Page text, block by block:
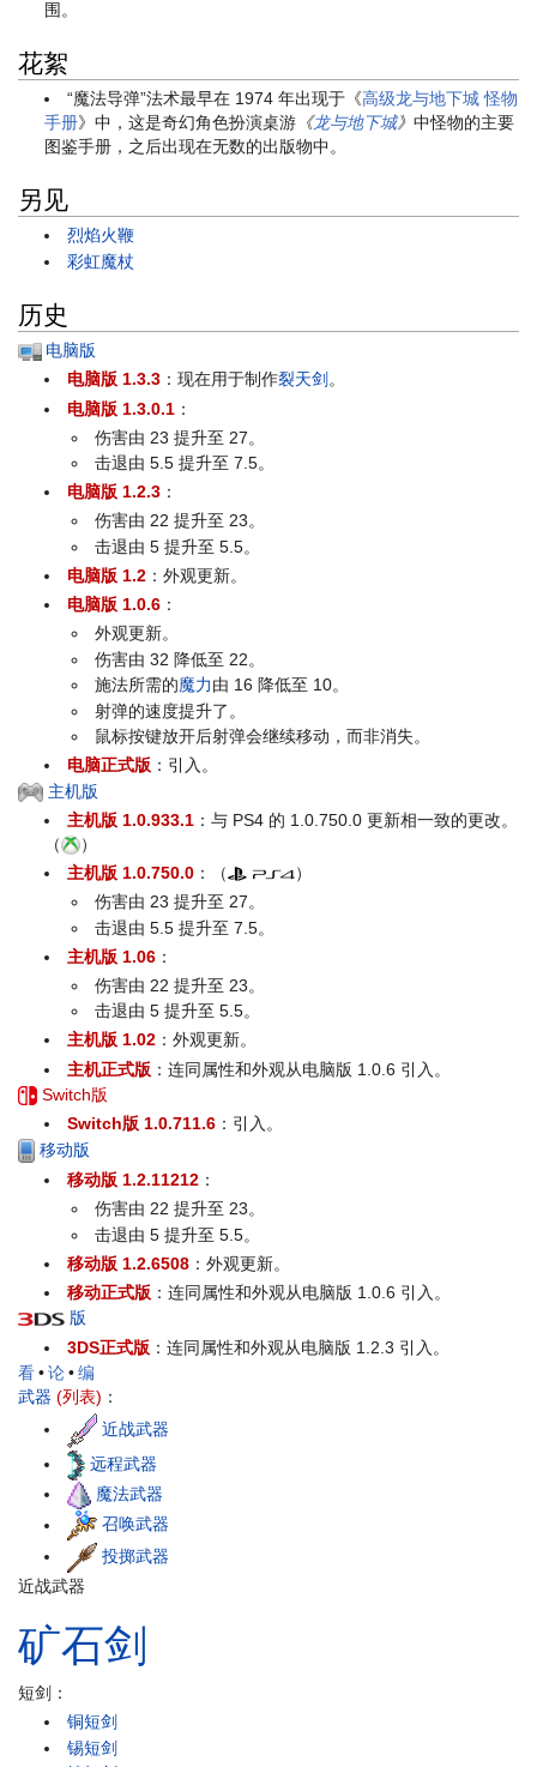
围。
花絮
“魔法导弹”法术最早在 1974 年出现于《高级龙与地下城 怪物
手册》中，这是奇幻角色扮演桌游 《龙与地下城》中怪物的主要
图鉴手册，之后出现在无数的出版物中。
另见
烈焰火鞭
彩虹魔杖
历史
电脑版
电脑版 1.3.3 ：现在用于制作裂天剑 。
电脑版 1.3.0.1 ：
伤害由 23 提升至 27。
击退由 5.5 提升至 7.5。
电脑版 1.2.3 ：
伤害由 22 提升至 23。
击退由 5 提升至 5.5。
电脑版 1.2 ：外观更新。
电脑版 1.0.6 ：
外观更新。
伤害由 32 降低至 22。
施法所需的魔力由 16 降低至 10。
射弹的速度提升了。
鼠标按键放开后射弹会继续移动，而非消失。
电脑正式版 ：引入。
主机版
主机版 1.0.933.1 ：与 PS4 的 1.0.750.0 更新相一致的更改。
（
）
主机版 1.0.750.0 ：（
）
伤害由 23 提升至 27。
击退由 5.5 提升至 7.5。
主机版 1.06 ：
伤害由 22 提升至 23。
击退由 5 提升至 5.5。
主机版 1.02 ：外观更新。
主机正式版 ：连同属性和外观从电脑版 1.0.6 引入。
Switch版
Switch版 1.0.711.6 ：引入。
移动版
移动版 1.2.11212 ：
伤害由 22 提升至 23。
击退由 5 提升至 5.5。
移动版 1.2.6508 ：外观更新。
移动正式版 ：连同属性和外观从电脑版 1.0.6 引入。
版
3DS正式版 ：连同属性和外观从电脑版 1.2.3 引入。
看•论•编
武器 (列表) ：
近战武器
远程武器
魔法武器
召唤武器
投掷武器
近战武器
矿石剑
短剑：
铜短剑
锡短剑